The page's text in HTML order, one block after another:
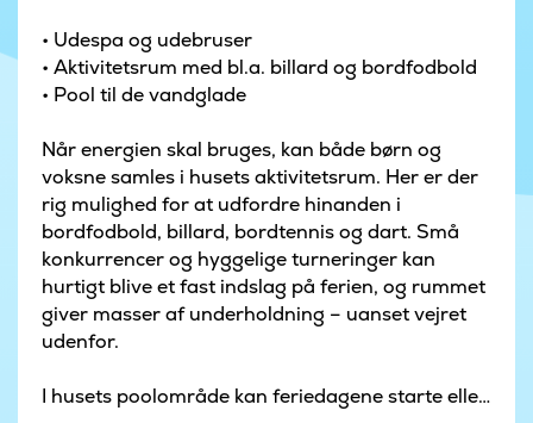
• Udespa og udebruser
• Aktivitetsrum med bl.a. billard og bordfodbold
• Pool til de vandglade
Når energien skal bruges, kan både børn og
voksne samles i husets aktivitetsrum. Her er der
rig mulighed for at udfordre hinanden i
bordfodbold, billard, bordtennis og dart. Små
konkurrencer og hyggelige turneringer kan
hurtigt blive et fast indslag på ferien, og rummet
giver masser af underholdning – uanset vejret
udenfor.
I husets poolområde kan feriedagene starte eller